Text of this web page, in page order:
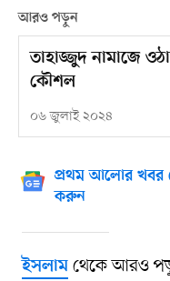
আরও পড়ুন
তাহাজ্জুদ নামাজে
কৌশল
০৬ জুলাই ২০২৪
প্রথম আলোর খবর
করুন
ইসলামথেকে আরও